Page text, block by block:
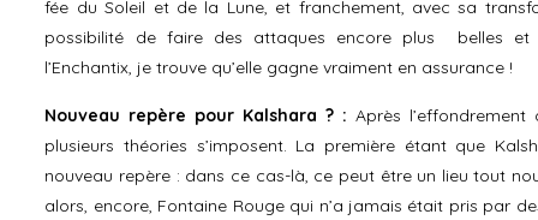
fée du Soleil et de la Lune, et franchement, avec sa
possibilité de faire des attaques encore plus belles et
l’Enchantix, je trouve qu’elle gagne vraiment en assurance !
Nouveau repère pour Kalshara ? : Après
plusieurs théories s’imposent. La première étant que
nouveau repère : dans ce cas-là, ce peut être un lieu tout
alors, encore, Fontaine Rouge qui n’a jamais était pris par